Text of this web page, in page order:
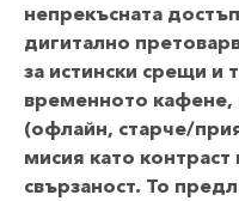
непрекъсната
дигитално
за истински срещи и
временното
(офлайн, старче/
мисия като
свързаност. То